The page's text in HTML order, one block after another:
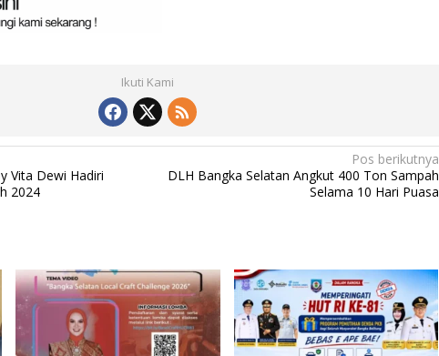
Ikuti Kami
Vita Dewi Hadiri
2024
Pos berikutnya
DLH Bangka Selatan Angkut 400 Ton Sampah
Selama 10 Hari Puasa